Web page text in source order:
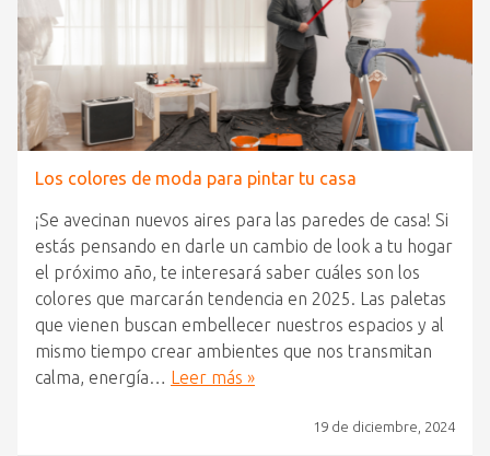
Los colores de moda para pintar tu casa
¡Se avecinan nuevos aires para las paredes de casa! Si
estás pensando en darle un cambio de look a tu hogar
el próximo año, te interesará saber cuáles son los
colores que marcarán tendencia en 2025. Las paletas
que vienen buscan embellecer nuestros espacios y al
mismo tiempo crear ambientes que nos transmitan
calma, energía…
Leer más »
19 de diciembre, 2024